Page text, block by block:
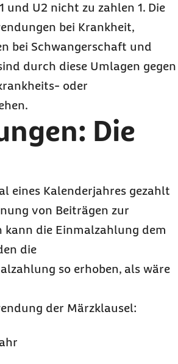
U2 nicht zu zahlen 1. Die
bei Krankheit,
bei Schwangerschaft und
durch diese Umlagen gegen
oder
Die
eines Kalenderjahres gezahlt
von Beiträgen zur
kann die Einmalzahlung dem
die
so erhoben, als wäre
der Märzklausel: